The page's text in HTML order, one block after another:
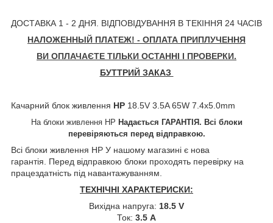
ДОСТАВКА 1 - 2 ДНЯ. ВІДПОВІДУВАННЯ В ТЕКІННЯ 24 ЧАСІВ
НАЛОЖЕННЫЙ ПЛАТЕЖ! - ОПЛАТА ПРИПЛУЧЕННЯ
ВИ ОПЛАЧАЄТЕ ТІЛЬКИ ОСТАННІ І ПРОВЕРКИ.
БУТТРИЙ ЗАКАЗ
Качарний блок живлення HP 18.5V 3.5A 65W 7.4x5.0mm
На блоки живлення HP Надається ГАРАНТІЯ. Всі блоки
перевіряються перед відправкою.
Всі блоки живлення HP У нашому магазині є нова
гарантія. Перед відправкою блоки проходять перевірку на
працездатність під навантажуванням.
ТЕХНІЧНІ ХАРАКТЕРИСКИ:
Вихідна напруга: 18.5 V
Ток: 3.5 A